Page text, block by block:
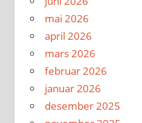
mai 2026
april 2026
mars 2026
februar 2026
januar 2026
desember 2025